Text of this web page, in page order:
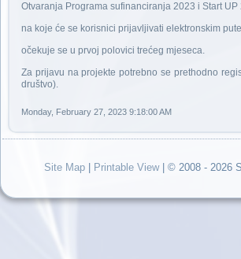
Otvaranja Programa sufinanciranja 2023 i Start UP
na koje će se korisnici prijavljivati elektronskim
očekuje se u prvoj polovici trećeg mjeseca.
Za prijavu na projekte potrebno se prethodno
društvo).
Monday, February 27, 2023 9:18:00 AM
Site Map Printable View| © 2008 - 2026